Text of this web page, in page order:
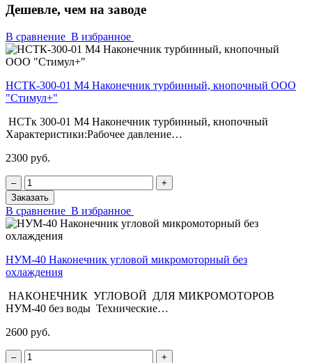
Дешевле, чем на заводе
В сравнение В избранное
НСТК-300-01 М4 Наконечник турбинный, кнопочный ООО
"Стимул+"
НСТк 300-01 М4 Наконечник турбинный, кнопочный
Характеристики:Рабочее давление…
2300 руб.
‒
+
Заказать
В сравнение В избранное
НУМ-40 Наконечник угловой микромоторный без
охлаждения
НАКОНЕЧНИК УГЛОВОЙ ДЛЯ МИКРОМОТОРОВ
НУМ-40 без воды Технические…
2600 руб.
‒
+